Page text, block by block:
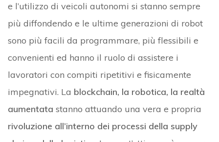
e l’utilizzo di veicoli autonomi si stanno sempre
più diffondendo e le ultime generazioni di robot
sono più facili da programmare, più flessibili e
convenienti ed hanno il ruolo di assistere i
lavoratori con compiti ripetitivi e fisicamente
impegnativi. La blockchain, la robotica, la realtà
aumentata stanno attuando una vera e propria
rivoluzione all’interno dei processi della supply